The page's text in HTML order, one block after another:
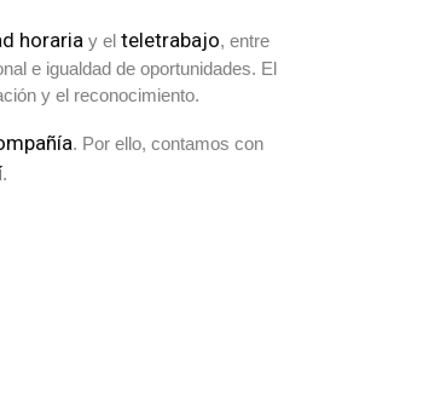
horaria y el teletrabajo, entre
e igualdad de oportunidades. El
y el reconocimiento.
. Por ello, contamos con
.